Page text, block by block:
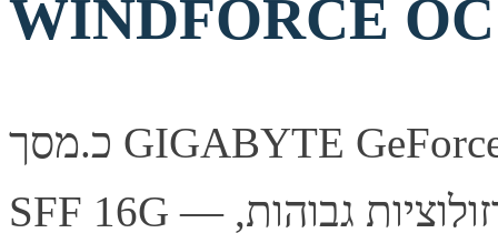
WINDFORCE
כ.מסך GIGABYTE GeForce RTX 5080 WINDFORCE OC
SFF 16G — כרטיס מסך עוצמתי לגיימינג ברזולוציות גבוהות,